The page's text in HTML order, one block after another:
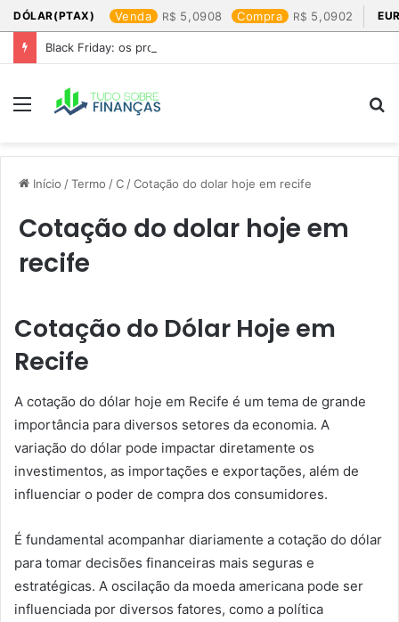
DÓLAR(PTAX) Venda 5,0908 Compra 5,0902
Black Friday: os produtos que mais valem a pena
Menu
Início /Termo /C /Cotação do dolar hoje em recife​
Cotação do dolar hoje em
recife​
Cotação do Dólar Hoje em
Recife
A cotação do dólar hoje em Recife é um tema de grande
importância para diversos setores da economia. A
variação do dólar pode impactar diretamente os
investimentos, as importações e exportações, além de
influenciar o poder de compra dos consumidores.
É fundamental acompanhar diariamente a cotação do dólar
para tomar decisões financeiras mais seguras e
estratégicas. A oscilação da moeda americana pode ser
influenciada por diversos fatores, como a política